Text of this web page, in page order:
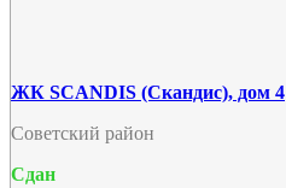
ЖК SCANDIS (Скандис), дом 4
Советский район
Сдан